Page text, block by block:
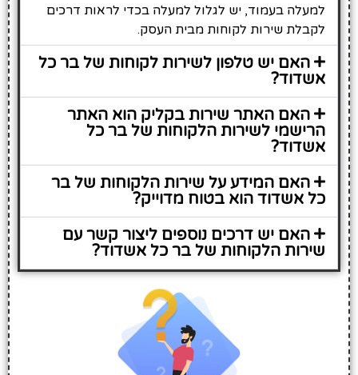
למעלה בעמוד, יש לגלול למעלה בכדי לראות דרכים
לקבלת שירות לקוחות מבית העסק.
האם יש טלפון לשירות לקוחות של בר כל
אשדוד?
האם האתר שירות בקליק הוא האתר
הרישמי לשירות הלקוחות של בר כל
אשדוד?
האם המידע על שירות הלקוחות של בר
כל אשדוד הוא בטוח מדוייק?
האם יש דרכים נוספים ליצור קשר עם
שירות הלקוחות של בר כל אשדוד?